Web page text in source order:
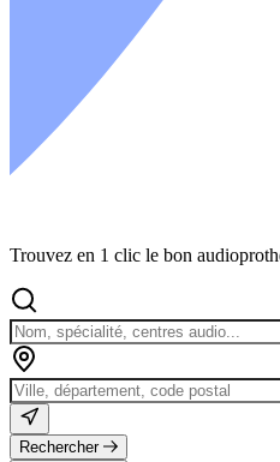
Trouvez en 1 clic le bon
Rechercher